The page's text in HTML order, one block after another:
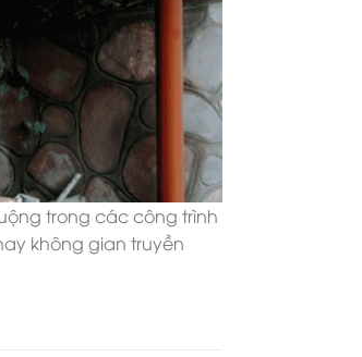
trong các công trình
không gian truyền